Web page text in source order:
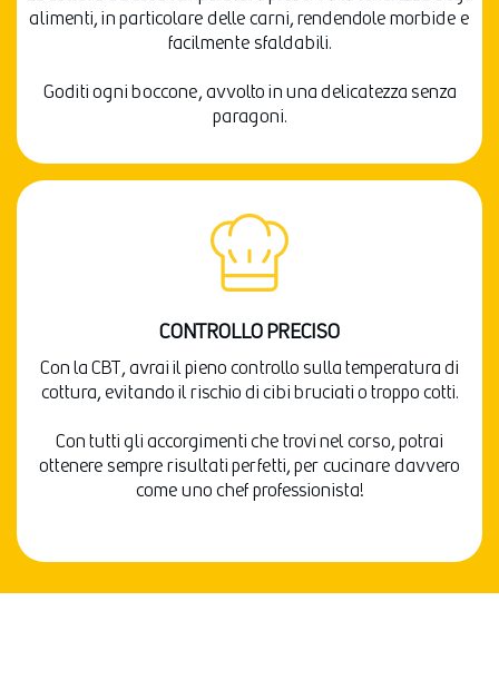
alimenti, in particolare delle carni, rendendole morbide e
facilmente sfaldabili.
Goditi ogni boccone, avvolto in una delicatezza senza
paragoni.
CONTROLLO PRECISO
Con la CBT, avrai il pieno controllo sulla temperatura di
cottura, evitando il rischio di cibi bruciati o troppo cotti.
Con tutti gli accorgimenti che trovi nel corso, potrai
ottenere sempre risultati perfetti, per cucinare davvero
come uno chef professionista!